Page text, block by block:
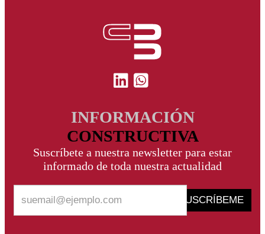
INFORMACIÓN
CONSTRUCTIVA
Suscríbete a nuestra newsletter para estar
informado de toda nuestra actualidad
SUSCRÍBEME